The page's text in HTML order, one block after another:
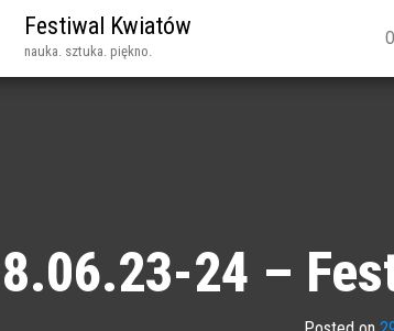
Festiwal Kwiatów
nauka. sztuka. piękno.
24 –